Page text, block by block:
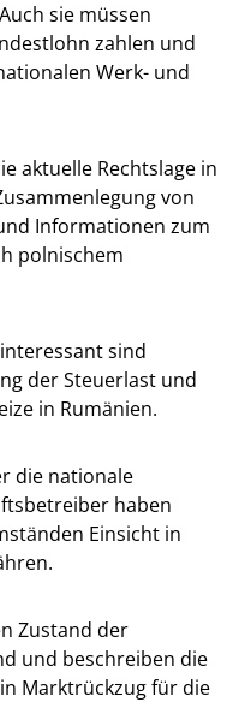
sie müssen
zahlen und
Werk- und
aktuelle Rechtslage in
von
Informationen zum
polnischem
sind
der Steuerlast und
in Rumänien.
die nationale
haben
Einsicht in
Zustand der
und beschreiben die
Marktrückzug für die